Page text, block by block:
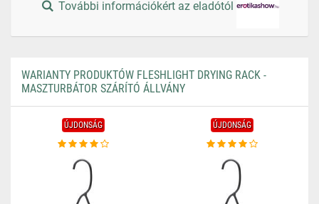
További információkért az eladótól
WARIANTY PRODUKTÓW FLESHLIGHT DRYING RACK -
MASZTURBÁTOR SZÁRÍTÓ ÁLLVÁNY
ÚJDONSÁG ÚJDONSÁG